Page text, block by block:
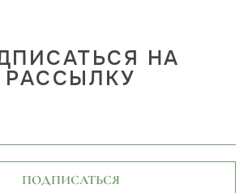
НА
РАССЫЛКУ
ПОДПИСАТЬСЯ